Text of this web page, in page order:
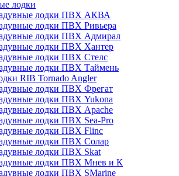
лодки
лодки ПВХ АКВА
лодки ПВХ Ривьера
лодки ПВХ Адмирал
лодки ПВХ Хантер
лодки ПВХ Стелс
лодки ПВХ Таймень
RIB Tornado Angler
лодки ПВХ Фрегат
лодки ПВХ Yukona
лодки ПВХ Apache
лодки ПВХ Sea-Pro
лодки ПВХ Flinc
лодки ПВХ Солар
лодки ПВХ Skat
лодки ПВХ Мнев и К
лодки ПВХ SMarine